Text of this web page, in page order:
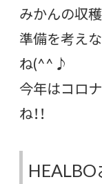
みかんの収
準備を考え
ね(^^♪
今年はコロ
ね！！